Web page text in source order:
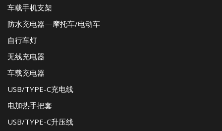
车载手机支架
防水充电器—摩托车/电动车
自行车灯
无线充电器
车载充电器
USB/TYPE-C充电线
电加热手把套
USB/TYPE-C升压线